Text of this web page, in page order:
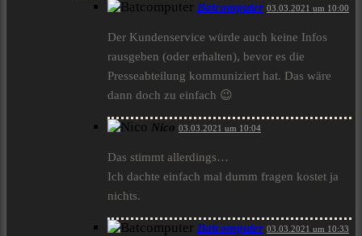
Batcomputer 03.03.2021 um 10:00
Der Kundenservice würde auch keine Infos
rausgeben (oder erhalten), bevor es die
Presseabteilung kommuniziert hat. Das wäre
dann doch zu einfach 😉
Nico 03.03.2021 um 10:04
Das stimmt allerdings…
Ich dachte einfach mal dumm fragen kostet ja
nichts.
Batcomputer 03.03.2021 um 10:33